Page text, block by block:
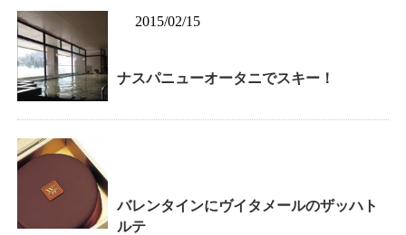
2015/02/15
ナスパニューオータニでスキー！
バレンタインにヴイタメールのザッハト
ルテ